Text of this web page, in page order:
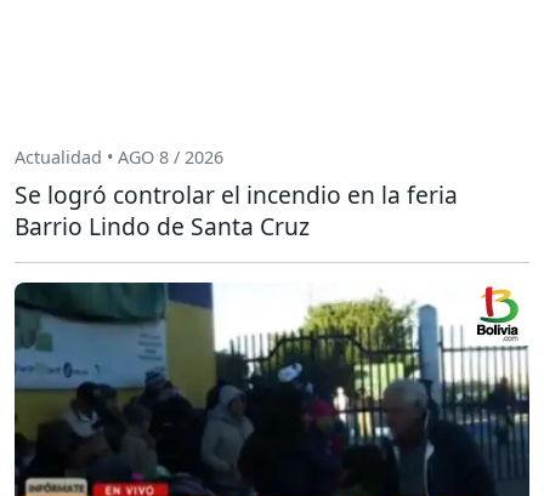
Actualidad • AGO 8 / 2026
Se logró controlar el incendio en la feria
Barrio Lindo de Santa Cruz